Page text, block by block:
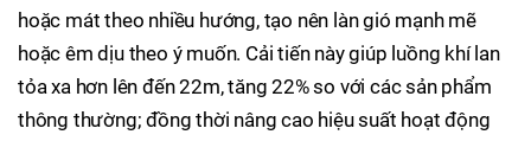
hoặc mát theo nhiều hướng, tạo nên làn gió mạnh mẽ
hoặc êm dịu theo ý muốn. Cải tiến này giúp luồng khí lan
tỏa xa hơn lên đến 22m, tăng 22% so với các sản phẩm
thông thường; đồng thời nâng cao hiệu suất hoạt động